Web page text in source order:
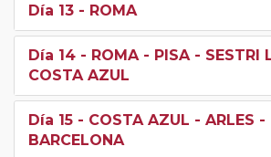
Día 13 - ROMA
Día 14 - ROMA - PISA - SESTRI
COSTA AZUL
Día 15 - COSTA AZUL - ARLES -
BARCELONA